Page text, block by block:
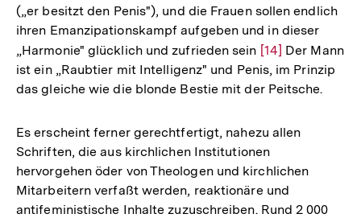
(„er besitzt den Penis"), und die Frauen sollen endlich
ihren Emanzipationskampf aufgeben und in dieser
„Harmonie" glücklich und zufrieden sein Zur
Auflösung
der
[14] Der Mann
ist ein „Raubtier mit Intelligenz" und Penis, im Prinzip
das gleiche wie die blonde Bestie mit der Peitsche.
Es erscheint ferner gerechtfertigt, nahezu allen
Schriften, die aus kirchlichen Institutionen
hervorgehen öder von Theologen und kirchlichen
Mitarbeitern verfaßt werden, reaktionäre und
antifeministische Inhalte zuzuschreiben. Rund 2 000